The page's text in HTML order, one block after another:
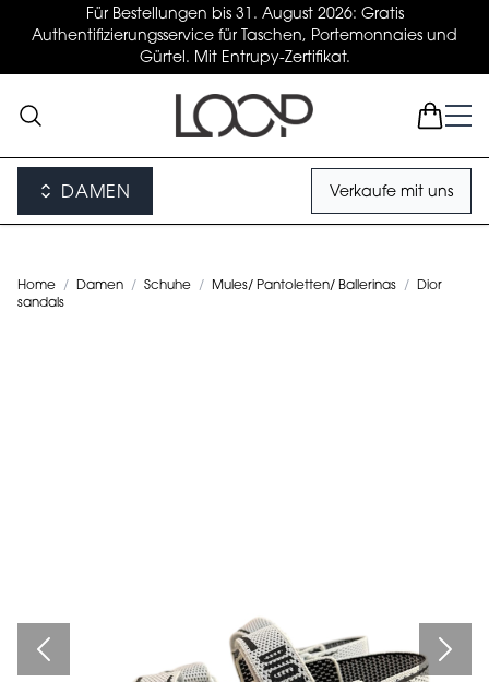
Für Bestellungen bis 31. August 2026: Gratis
Authentifizierungsservice für Taschen, Portemonnaies und
Gürtel. Mit Entrupy-Zertifikat.
DAMEN Verkaufe mit uns
Home / Damen / Schuhe / Mules/ Pantoletten/ Ballerinas /
Dior
sandals